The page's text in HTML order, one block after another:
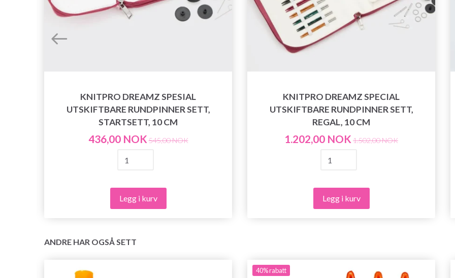
KNITPRO DREAMZ SPESIAL
UTSKIFTBARE RUNDPINNER SETT,
STARTSETT, 10 CM
436,00 NOK 545,00 NOK
Legg i kurv
KNITPRO DREAMZ SPECIAL
UTSKIFTBARE RUNDPINNER SETT,
REGAL, 10 CM
1.202,00 NOK 1.502,00 NOK
Legg i kurv
ANDRE HAR OGSÅ SETT
40%rabatt